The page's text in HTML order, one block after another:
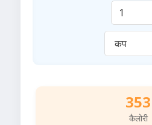
353
कैलोरी